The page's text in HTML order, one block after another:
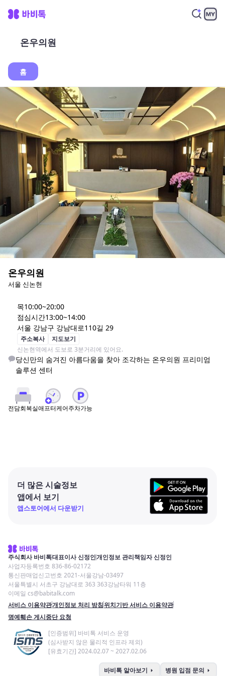
온우의원
홈
온우의원
서울 신논현
목10:00~20:00
점심시간13:00~14:00
서울 강남구 강남대로110길 29
주소복사
지도보기
신논현역에서 도보로 3분거리에 있어요.
당신만의 숨겨진 아름다움을 찾아 조각하는 온우의원 프리미엄
솔루션 센터
전담회복실애프터케어주차가능
더 많은 시술정보
앱에서 보기
앱스토어에서 다운받기
주식회사 바비톡대표이사 신정인개인정보 관리책임자 신정인
사업자등록번호 836-86-02172
통신판매업신고번호 2021-서울강남-03497
서울특별시 서초구 강남대로 363 363강남타워 11층
이메일 cs@babitalk.com
서비스 이용약관개인정보 처리 방침위치기반 서비스 이용약관
명예훼손 게시중단 요청
[인증범위] 바비톡 서비스 운영
(심사받지 않은 물리적 인프라 제외)
[유효기간] 2024.02.07 ~ 2027.02.06
바비톡 알아보기 arrow_right 병원 입점 문의 arrow_right